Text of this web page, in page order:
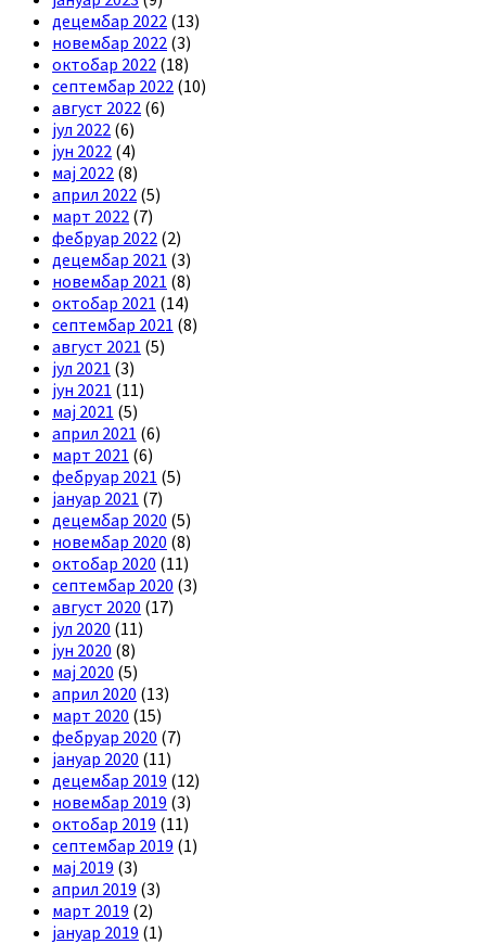
децембар 2022 (13)
новембар 2022 (3)
октобар 2022 (18)
септембар 2022 (10)
август 2022 (6)
јул 2022 (6)
јун 2022 (4)
мај 2022 (8)
април 2022 (5)
март 2022 (7)
фебруар 2022 (2)
децембар 2021 (3)
новембар 2021 (8)
октобар 2021 (14)
септембар 2021 (8)
август 2021 (5)
јул 2021 (3)
јун 2021 (11)
мај 2021 (5)
април 2021 (6)
март 2021 (6)
фебруар 2021 (5)
јануар 2021 (7)
децембар 2020 (5)
новембар 2020 (8)
октобар 2020 (11)
септембар 2020 (3)
август 2020 (17)
јул 2020 (11)
јун 2020 (8)
мај 2020 (5)
април 2020 (13)
март 2020 (15)
фебруар 2020 (7)
јануар 2020 (11)
децембар 2019 (12)
новембар 2019 (3)
октобар 2019 (11)
септембар 2019 (1)
мај 2019 (3)
април 2019 (3)
март 2019 (2)
јануар 2019 (1)